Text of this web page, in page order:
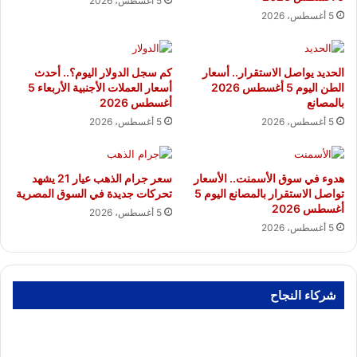
5 أغسطس، 2026
الحديد يواصل الاستقرار.. أسعار
الطن اليوم 5 أغسطس 2026
بالمصانع
5 أغسطس، 2026
كم سجل الدولار اليوم؟.. أحدث
أسعار العملات الأجنبية الأربعاء 5
أغسطس 2026
5 أغسطس، 2026
هدوء في سوق الأسمنت.. الأسعار
تواصل الاستقرار بالمصانع اليوم 5
أغسطس 2026
5 أغسطس، 2026
سعر جرام الذهب عيار 21 يشهد
تحركات جديدة في السوق المصرية
5 أغسطس، 2026
شركاء النجاح